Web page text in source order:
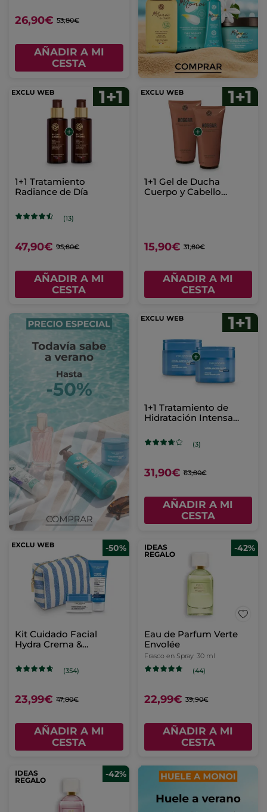
26,90€ 53,80€
AÑADIR A MI
CESTA
1+1 Tratamiento
Radiance de Día
(13)
47,90€ 95,80€
AÑADIR A MI
CESTA
1+1 Gel de Ducha
Cuerpo y Cabello
15,90€ 31,80€
AÑADIR A MI
CESTA
1+1 Tratamiento de
Hidratación Intensa
ml
(3)
31,90€ 63,80€
AÑADIR A MI
CESTA
-50%
Kit Cuidado Facial
Hydra Crema &
(354)
23,99€ 47,80€
AÑADIR A MI
CESTA
IDEAS
REGALO
-42%
Eau de Parfum Verte
Envolée
Frasco en Spray 30 ml
(44)
22,99€ 39,90€
AÑADIR A MI
CESTA
IDEAS
REGALO
-42%